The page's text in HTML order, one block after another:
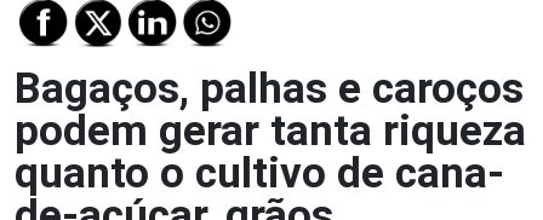
Bagaços, palhas e caroços
podem gerar tanta riqueza
quanto o cultivo de cana-